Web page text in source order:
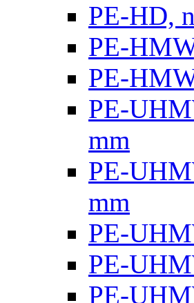
PE-HD,
PE-
PE-
PE-
mm
PE-
mm
PE-
PE-
PE-